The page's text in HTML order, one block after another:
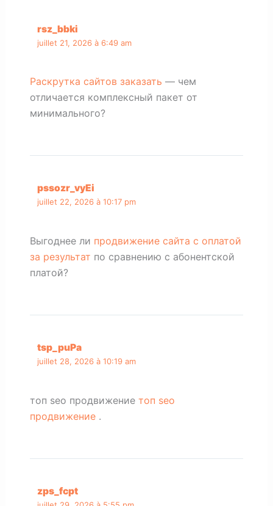
rsz_bbki
juillet 21, 2026 à 6:49 am
Раскрутка сайтов заказать — чем
отличается комплексный пакет от
минимального?
pssozr_vyEi
juillet 22, 2026 à 10:17 pm
Выгоднее ли продвижение сайта с оплатой
за результат по сравнению с абонентской
платой?
tsp_puPa
juillet 28, 2026 à 10:19 am
топ seo продвижение топ seo
продвижение.
zps_fcpt